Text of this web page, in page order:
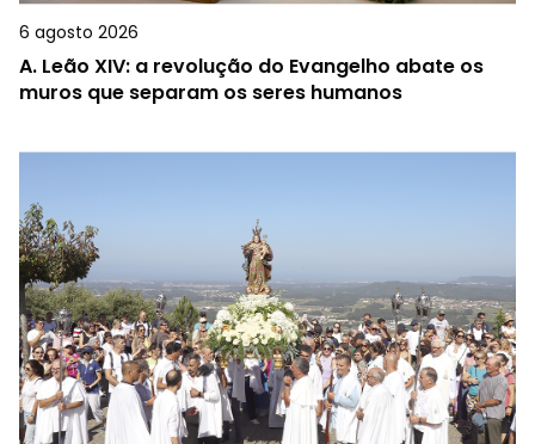
6 agosto 2026
A. Leão XIV: a revolução do Evangelho abate os
muros que separam os seres humanos